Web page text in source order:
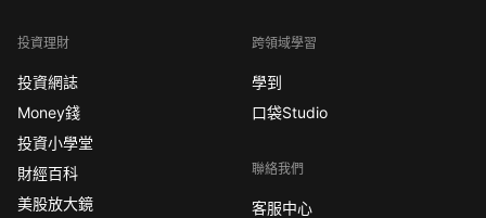
投資理財
投資網誌
Money錢
投資小學堂
財經百科
美股放大鏡
跨領域學習
學到
口袋Studio
聯絡我們
客服中心